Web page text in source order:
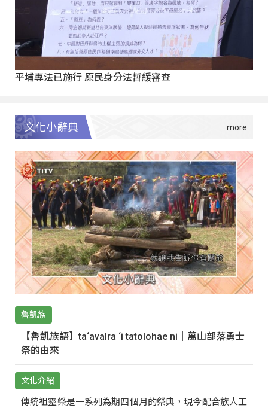
平埔專法已施行 原民身分法暫緩審查
文化小辭典
魯凱族
【魯凱族語】ta‘avalra ‘i tatolohae ni｜萬山部落勇士
祭的由來
文化介紹
傳統祖靈祭是一系列為期四個月的祭典，現今配合族人工